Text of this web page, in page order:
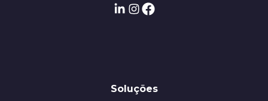
Soluções